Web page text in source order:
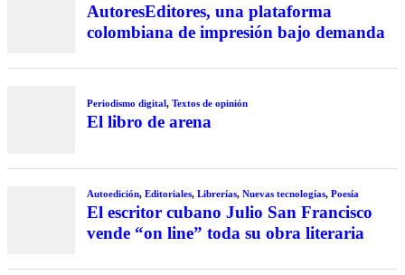
AutoresEditores, una plataforma
colombiana de impresión bajo demanda
Periodismo digital, Textos de opinión
El libro de arena
Autoedición, Editoriales, Librerías, Nuevas tecnologías, Poesía
El escritor cubano Julio San Francisco
vende “on line” toda su obra literaria